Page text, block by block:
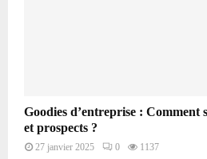
Goodies d’entreprise : Comment
et prospects ?
27 janvier 2025 0 1137